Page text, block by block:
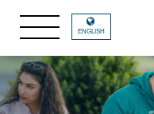
ENGLISH